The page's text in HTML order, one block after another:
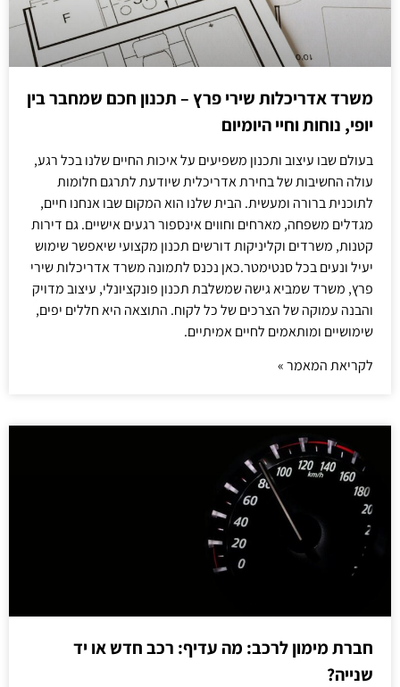
משרד אדריכלות שירי פרץ – תכנון חכם שמחבר בין
יופי, נוחות וחיי היומיום
בעולם שבו עיצוב ותכנון משפיעים על איכות החיים שלנו בכל רגע,
עולה החשיבות של בחירת אדריכלית שיודעת לתרגם חלומות
לתוכנית ברורה ומעשית. הבית שלנו הוא המקום שבו אנחנו חיים,
מגדלים משפחה, מארחים וחווים אינספור רגעים אישיים. גם דירות
קטנות, משרדים וקליניקות דורשים תכנון מקצועי שיאפשר שימוש
יעיל ונעים בכל סנטימטר.כאן נכנס לתמונה משרד אדריכלות שירי
פרץ, משרד שמביא גישה שמשלבת תכנון פונקציונלי, עיצוב מדויק
והבנה עמוקה של הצרכים של כל לקוח. התוצאה היא חללים יפים,
שימושיים ומותאמים לחיים אמיתיים.
לקריאת המאמר »
חברת מימון לרכב: מה עדיף: רכב חדש או יד
שנייה?